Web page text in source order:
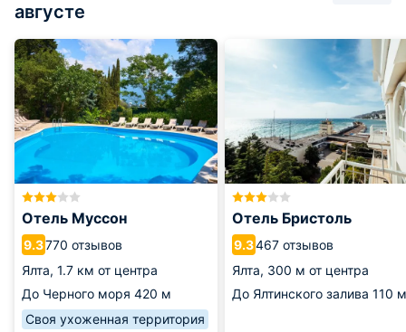
августе
Отель Муссон
9.3770 отзывов
Ялта, 1.7 км от центра
До Черного моря 420 м
Своя ухоженная территория
Отель Бристоль
9.3467 отзывов
Ялта, 300 м от центра
До Ялтинского залива 110 м